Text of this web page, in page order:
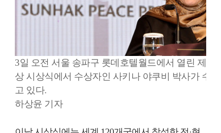
3일 오전 서울 송파구 롯데호텔월드에서 열린 제2
상 시상식에서 수상자인 사키나 야쿠비 박사가 수
고 있다.
하상윤 기자